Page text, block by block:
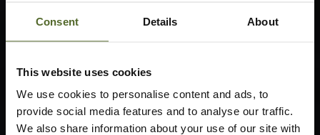
Consent Details About
This website uses cookies
We use cookies to personalise content and ads, to
provide social media features and to analyse our traffic.
We also share information about your use of our site with